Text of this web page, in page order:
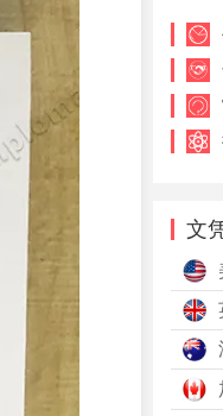
文